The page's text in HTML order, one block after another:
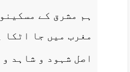
ہم مشرق کے
مغرب ميں جا اٹکا
اصل شہود و شاہد